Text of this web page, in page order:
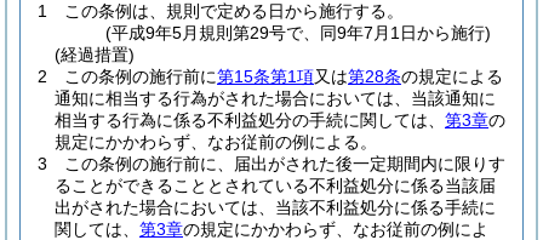
1
この条例は、規則で定める日から施行する。
(平成9年5月規則第29号で、同9年7月1日から施行)
(経過措置)
2
この条例の施行前に第15条第1項又は第28条の規定による
通知に相当する行為がされた場合においては、当該通知に
相当する行為に係る不利益処分の手続に関しては、 第3章の
規定にかかわらず、なお従前の例による。
3
この条例の施行前に、届出がされた後一定期間内に限りす
ることができることとされている不利益処分に係る当該届
出がされた場合においては、当該不利益処分に係る手続に
関しては、 第3章の規定にかかわらず、なお従前の例によ